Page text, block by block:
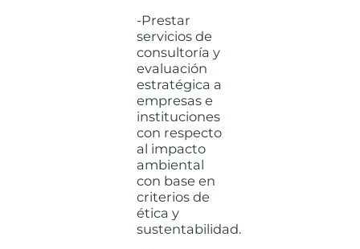
-Prestar
servicios de
consultoría y
evaluación
estratégica a
empresas e
instituciones
con respecto
al impacto
ambiental
con base en
criterios de
ética y
sustentabilidad.